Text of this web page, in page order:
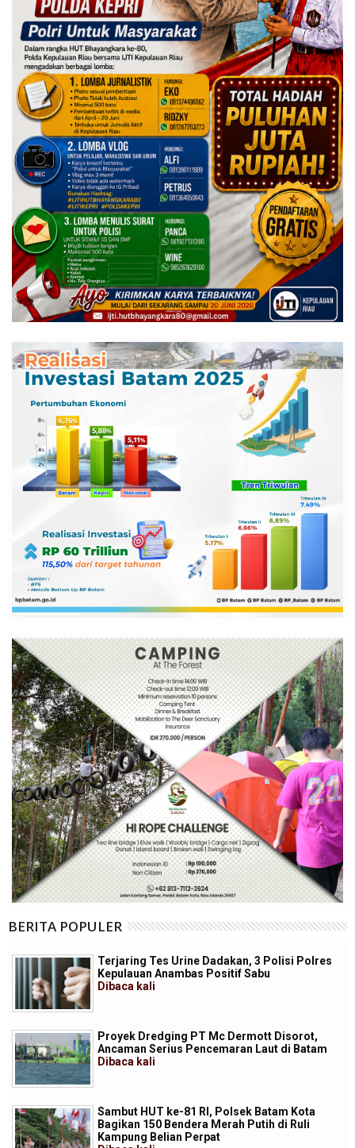
BERITA POPULER
Terjaring Tes Urine Dadakan, 3 Polisi Polres
Kepulauan Anambas Positif Sabu
Dibaca kali
Proyek Dredging PT Mc Dermott Disorot,
Ancaman Serius Pencemaran Laut di Batam
Dibaca kali
Sambut HUT ke-81 RI, Polsek Batam Kota
Bagikan 150 Bendera Merah Putih di Ruli
Kampung Belian Perpat